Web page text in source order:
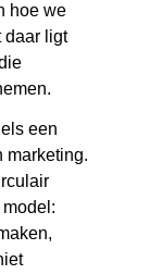
hoe we
daar ligt
een
marketing.